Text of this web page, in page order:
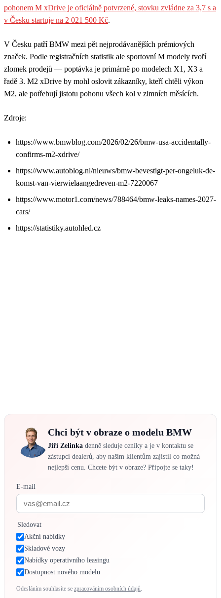
pohonem M xDrive je oficiálně potvrzené, stovku zvládne za 3,7 s a
v Česku startuje na 2 021 500 Kč.
V Česku patří BMW mezi pět nejprodávanějších prémiových
značek. Podle registračních statistik ale sportovní M modely tvoří
zlomek prodejů — poptávka je primárně po modelech X1, X3 a
řadě 3. M2 xDrive by mohl oslovit zákazníky, kteří chtěli výkon
M2, ale potřebují jistotu pohonu všech kol v zimních měsících.
Zdroje:
https://www.bmwblog.com/2026/02/26/bmw-usa-accidentally-
confirms-m2-xdrive/
https://www.autoblog.nl/nieuws/bmw-bevestigt-per-ongeluk-de-
komst-van-vierwielaangedreven-m2-7220067
https://www.motor1.com/news/788464/bmw-leaks-names-2027-
cars/
https://statistiky.autohled.cz
Chci být v obraze o modelu BMW
Jiří Zelinka denně sleduje ceníky a je v kontaktu se
zástupci dealerů, aby našim klientům zajistil co možná
nejlepší cenu. Chcete být v obraze? Připojte se taky!
E-mail
Sledovat
Akční nabídky
Skladové vozy
Nabídky operativního leasingu
Dostupnost nového modelu
Odesláním souhlasíte se zpracováním osobních údajů